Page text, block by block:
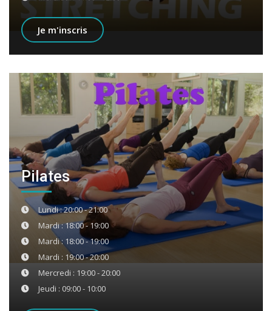
Je m'inscris
Pilates
Lundi : 20:00 - 21:00
Mardi : 18:00 - 19:00
Mardi : 18:00 - 19:00
Mardi : 19:00 - 20:00
Mercredi : 19:00 - 20:00
Jeudi : 09:00 - 10:00